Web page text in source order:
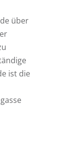
über
ist die